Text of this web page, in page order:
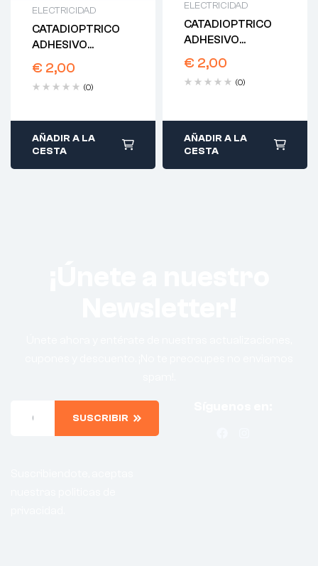
ELECTRICIDAD
CATADIOPTRICO
ADHESIVO
RECTANGULAR
ROJO
€ 2,00
(0)
AÑADIR A LA
CESTA
ELECTRICIDAD
CATADIOPTRICO
ADHESIVO
REDONDO ROJO
60MM
€ 2,00
(0)
AÑADIR A LA
CESTA
SUSCRIBIR